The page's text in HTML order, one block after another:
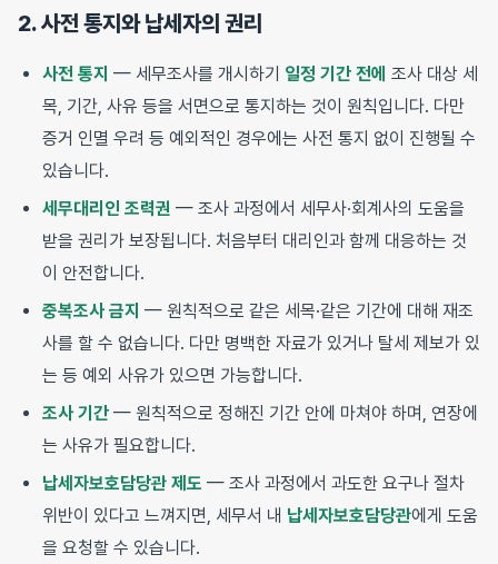
2. 사전 통지와 납세자의 권리
사전 통지 — 세무조사를 개시하기 일정 기간 전에 조사 대상 세
목, 기간, 사유 등을 서면으로 통지하는 것이 원칙입니다. 다만
증거 인멸 우려 등 예외적인 경우에는 사전 통지 없이 진행될 수
있습니다.
세무대리인 조력권 — 조사 과정에서 세무사·회계사의 도움을
받을 권리가 보장됩니다. 처음부터 대리인과 함께 대응하는 것
이 안전합니다.
중복조사 금지 — 원칙적으로 같은 세목·같은 기간에 대해 재조
사를 할 수 없습니다. 다만 명백한 자료가 있거나 탈세 제보가 있
는 등 예외 사유가 있으면 가능합니다.
조사 기간 — 원칙적으로 정해진 기간 안에 마쳐야 하며, 연장에
는 사유가 필요합니다.
납세자보호담당관 제도 — 조사 과정에서 과도한 요구나 절차
위반이 있다고 느껴지면, 세무서 내 납세자보호담당관에게 도움
을 요청할 수 있습니다.